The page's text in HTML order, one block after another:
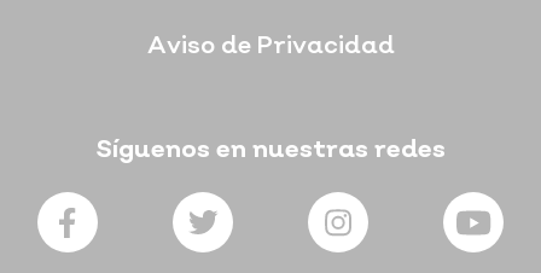
Aviso de Privacidad
Síguenos en nuestras redes